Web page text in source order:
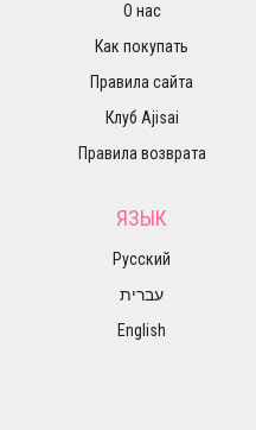
О нас
Как покупать
Правила сайта
Клуб Ajisai
Правила возврата
ЯЗЫК
Русский
עברית
English